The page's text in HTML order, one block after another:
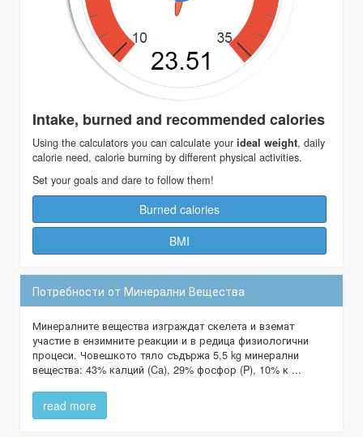
Intake, burned and recommended calories
Using the calculators you can calculate your ideal weight, daily
calorie need, calorie burning by different physical activities.
Set your goals and dare to follow them!
Burned calories
BMI
Потребности от Минерални Вещества
Минералните вещества изграждат скелета и вземат
участие в ензимните реакции и в редица физиологични
процеси. Човешкото тяло съдържа 5,5 kg минерални
вещества: 43% калций (Ca), 29% фосфор (P), 10% к ...
read more